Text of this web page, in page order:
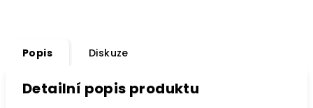
Popis Diskuze
Detailní popis produktu